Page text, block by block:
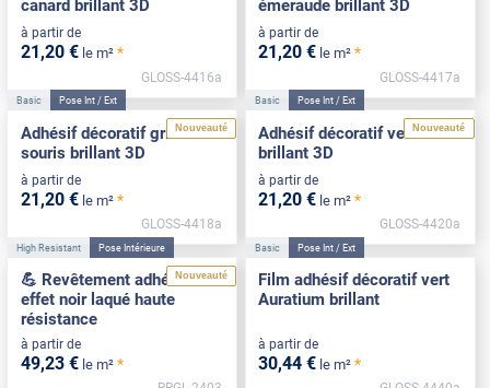
canard brillant 3D
à partir de
21,20 € le m² *
GLOSS-4416a
émeraude brillant 3D
à partir de
21,20 € le m² *
GLOSS-4417a
Nouveauté
Basic Pose Int / Ext
Adhésif décoratif gris
souris brillant 3D
à partir de
21,20 € le m² *
GLOSS-4418a
Nouveauté
Basic Pose Int / Ext
Adhésif décoratif vert d'eau
brillant 3D
à partir de
21,20 € le m² *
GLOSS-4420a
Nouveauté
High Resistant Pose Intérieure
💪 Revêtement adhésif
effet noir laqué haute
résistance
à partir de
49,23 € le m² *
Basic Pose Int / Ext
Film adhésif décoratif vert
Auratium brillant
à partir de
30,44 € le m² *